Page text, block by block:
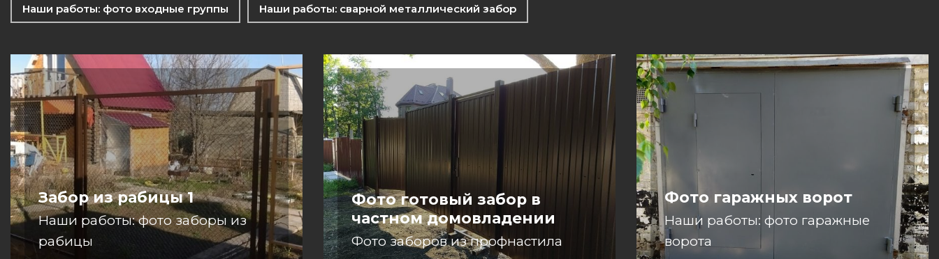
Наши работы: фото входные группы Наши работы: сварной металлический забор
Забор из рабицы 1
Наши работы: фото заборы из
рабицы
Фото готовый забор в
частном домовладении
Фото заборов из профнастила
Фото гаражных ворот
Наши работы: фото гаражные
ворота